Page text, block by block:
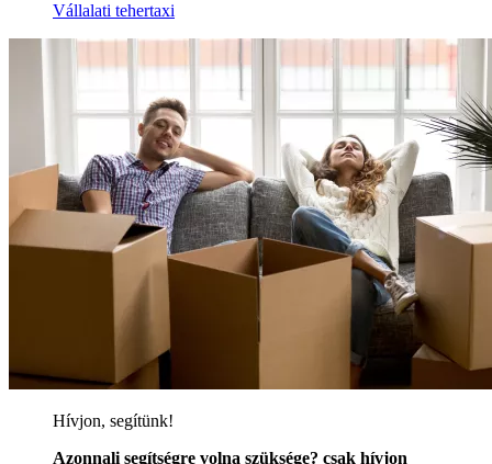
Vállalati tehertaxi
Hívjon, segítünk!
Azonnali segítségre volna szüksége? csak hívjon